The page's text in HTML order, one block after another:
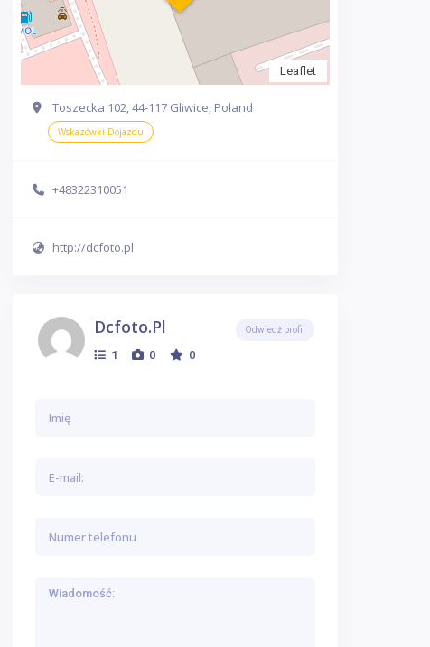
Leaflet
Toszecka 102, 44-117 Gliwice, Poland
Wskazówki Dojazdu
+48322310051
http://dcfoto.pl
Dcfoto.pl
1 0 0
Odwiedź profil